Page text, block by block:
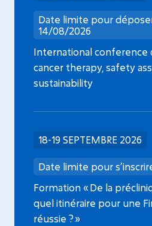
Date limite pour
14/08/2026
International conference
cancer therapy, safety
sustainability
18-19 SEPTEMBRE 2026
Date limite pour
Formation « De la
quel itinéraire pour une
réussie ? »